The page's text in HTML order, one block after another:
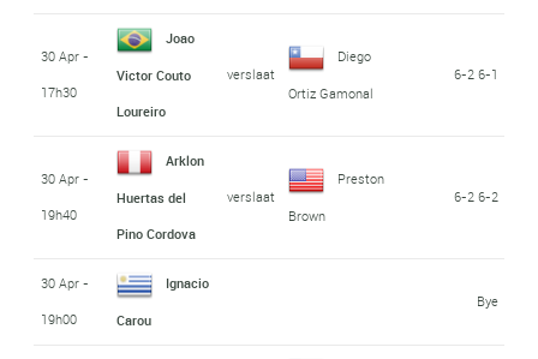
30 Apr -
17h30
Joao
Victor Couto
Loureiro
verslaat
Diego
Ortiz Gamonal
6-2 6-1
30 Apr -
19h40
Arklon
Huertas del
Pino Cordova
verslaat
Preston
Brown
6-2 6-2
30 Apr -
19h00
Ignacio
Carou
Bye